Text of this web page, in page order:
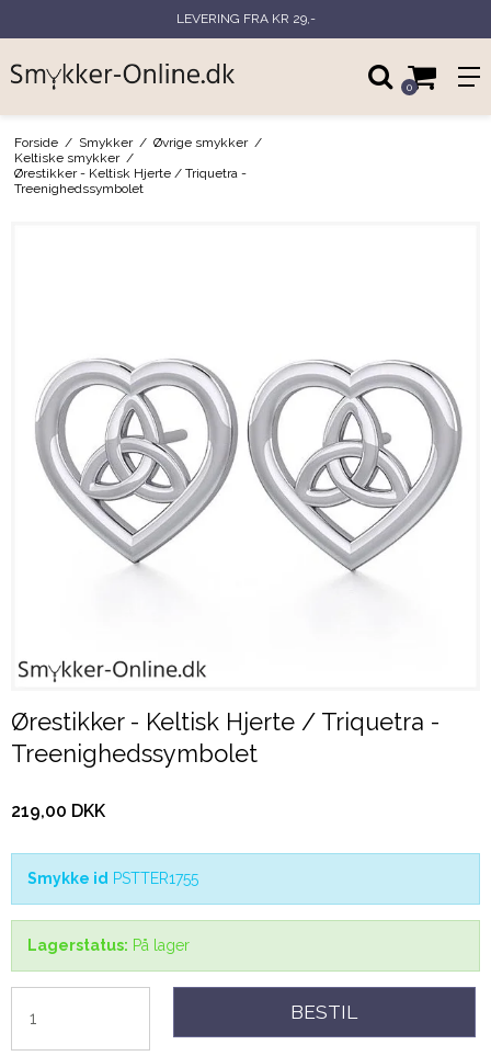
LEVERING FRA KR 29,-
0
Forside / Smykker / Øvrige smykker /
Keltiske smykker /
Ørestikker - Keltisk Hjerte / Triquetra -
Treenighedssymbolet
Ørestikker - Keltisk Hjerte / Triquetra -
Treenighedssymbolet
219,00 DKK
Smykke id PSTTER1755
Lagerstatus: På lager
BESTIL